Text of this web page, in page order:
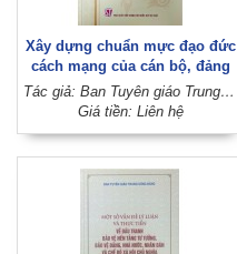
Xây dựng chuẩn mực đạo đức
cách mạng của cán bộ, đảng
viên trong giai đoạn mới -
Những vấn đề lý luận và thực
Tác giả: Ban Tuyên giáo Trung ương Đảng
Giá tiền: Liên hệ